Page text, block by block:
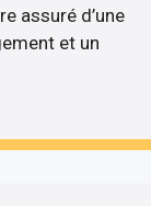
assuré d’une
et un